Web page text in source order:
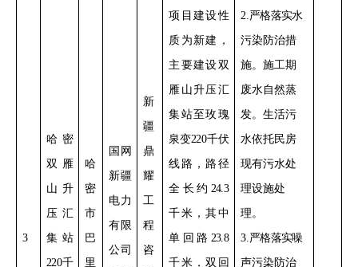
3
哈密
双雁
山升
压汇
集站
220千
哈
密
市
巴
里
国网
新疆
电力
有限
公司
新
疆
鼎
耀
工
程
咨
项目建设性
质为新建，
主要建设双
雁山升压汇
集站至玫瑰
泉变220千伏
线路，路径
全长约 24.3
千米，其中
单回路 23.8
千米，双回
2.严格落实水
污染防治措
施。施工期
废水自然蒸
发。生活污
水依托民房
现有污水处
理设施处
理。
3.严格落实噪
声污染防治